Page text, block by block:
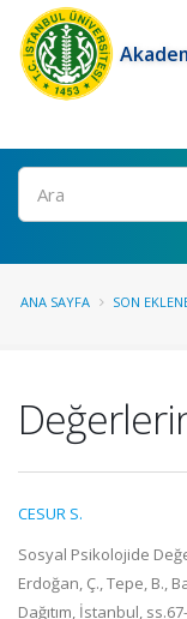
Ara
ANA SAYFA SON
CESUR S.
Sosyal Psikolojide
Erdoğan, Ç., Tepe, B.,
Dağıtım, İstanbul,